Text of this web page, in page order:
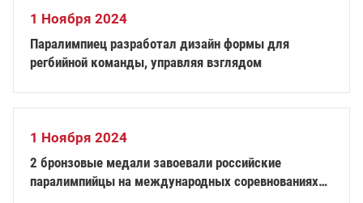
1 Ноября 2024
Паралимпиец разработал дизайн формы для
регбийной команды, управляя взглядом
1 Ноября 2024
2 бронзовые медали завоевали российские
паралимпийцы на международных соревнованиях